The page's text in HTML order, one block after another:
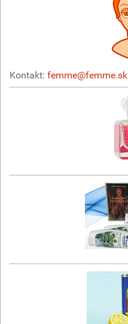
Kontakt: femme@femme.sk